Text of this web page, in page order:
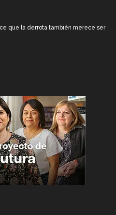
que la derrota también merece ser